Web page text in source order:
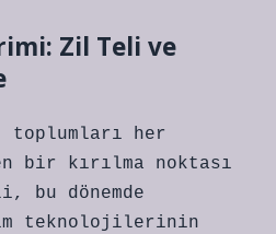
Zil Teli ve
toplumları her
bir kırılma noktası
dönemde
teknolojilerinin